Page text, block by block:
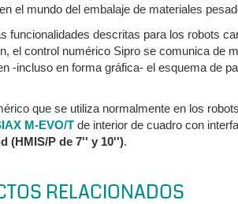
el mundo del embalaje de materiales
funcionalidades descritas para los robots
el control numérico Sipro se comunica de
-incluso en forma gráfica- el esquema de
que se utiliza normalmente en los
M-EVO/Tde interior de cuadro con
(HMIS/P de 7'' y 10'').
RELACIONADOS